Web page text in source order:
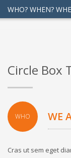
WHO? WHEN?
Circle Box
WHO WE
Cras ut sem eget